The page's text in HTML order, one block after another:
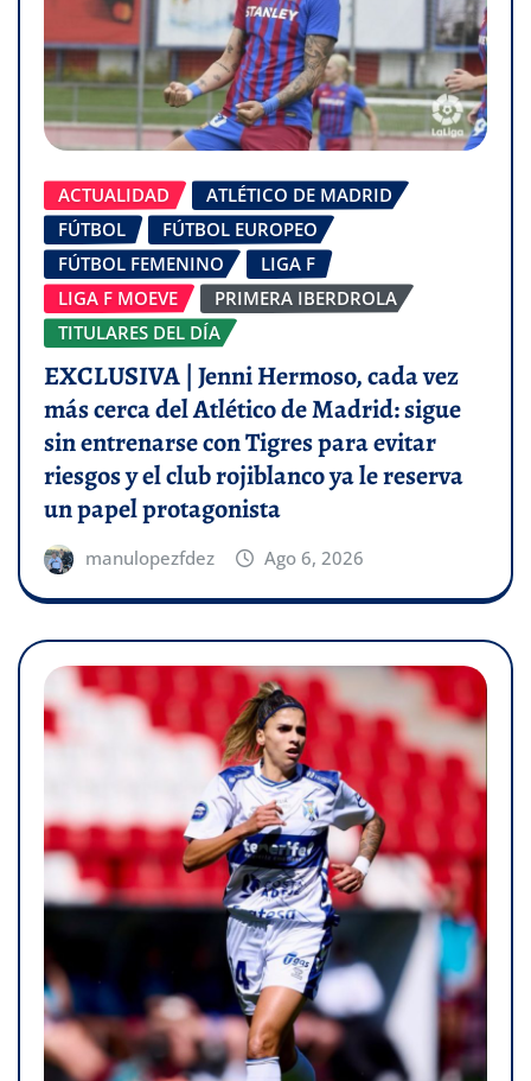
ACTUALIDAD
ATLÉTICO DE MADRID
FÚTBOL
FÚTBOL EUROPEO
FÚTBOL FEMENINO
LIGA F
LIGA F MOEVE
PRIMERA IBERDROLA
TITULARES DEL DÍA
EXCLUSIVA | Jenni Hermoso, cada vez
más cerca del Atlético de Madrid: sigue
sin entrenarse con Tigres para evitar
riesgos y el club rojiblanco ya le reserva
un papel protagonista
manulopezfdez Ago 6, 2026